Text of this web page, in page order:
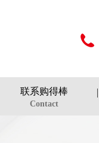
联系购得棒
Contact